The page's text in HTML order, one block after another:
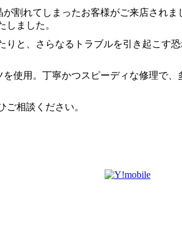
割れてしまったお客様がご来店され
ました。
と、さらなるトラブルを引き起こす
使用。丁寧かつスピーディな修理で
相談ください。